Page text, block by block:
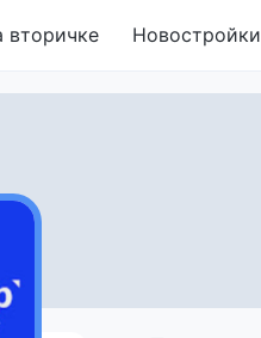
вторичке Новостройки